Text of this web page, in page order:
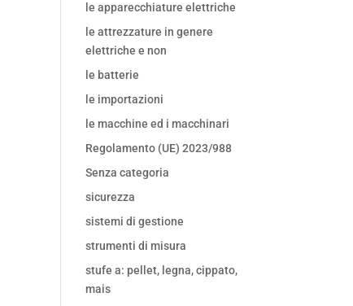
le apparecchiature elettriche
le attrezzature in genere
elettriche e non
le batterie
le importazioni
le macchine ed i macchinari
Regolamento (UE) 2023/988
Senza categoria
sicurezza
sistemi di gestione
strumenti di misura
stufe a: pellet, legna, cippato,
mais